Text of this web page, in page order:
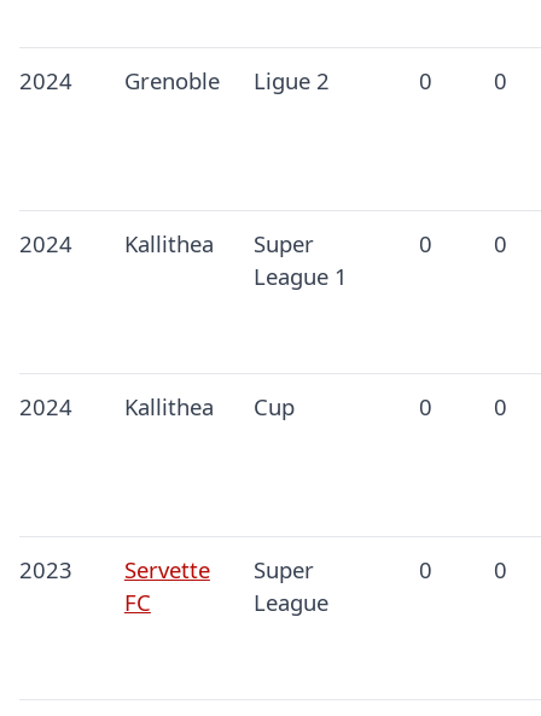
2024 Grenoble Ligue 2 0 0
2024 Kallithea
Super
League 1
0 0
2024 Kallithea Cup 0 0
2023
Servette
FC
Super
League
0 0